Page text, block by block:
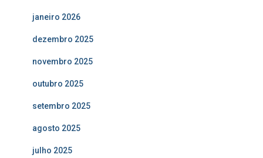
janeiro 2026
dezembro 2025
novembro 2025
outubro 2025
setembro 2025
agosto 2025
julho 2025